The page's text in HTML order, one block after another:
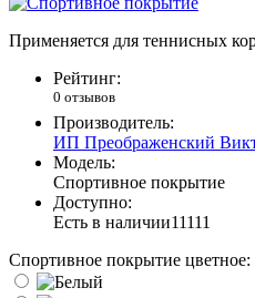
Применяется для теннисных
Рейтинг:
0 отзывов
Производитель:
ИП Преображенский
Модель:
Спортивное покрытие
Доступно:
Есть в наличии11111
Спортивное покрытие цветное: